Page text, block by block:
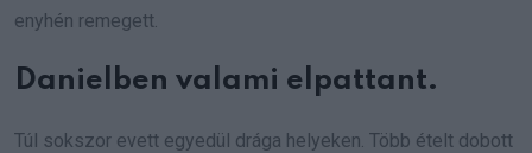
enyhén remegett.
Danielben valami elpattant.
Túl sokszor evett egyedül drága helyeken. Több ételt dobott